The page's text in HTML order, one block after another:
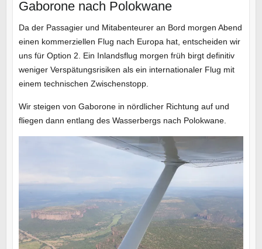
Gaborone nach Polokwane
Da der Passagier und Mitabenteurer an Bord morgen Abend
einen kommerziellen Flug nach Europa hat, entscheiden wir
uns für Option 2. Ein Inlandsflug morgen früh birgt definitiv
weniger Verspätungsrisiken als ein internationaler Flug mit
einem technischen Zwischenstopp.
Wir steigen von Gaborone in nördlicher Richtung auf und
fliegen dann entlang des Wasserbergs nach Polokwane.